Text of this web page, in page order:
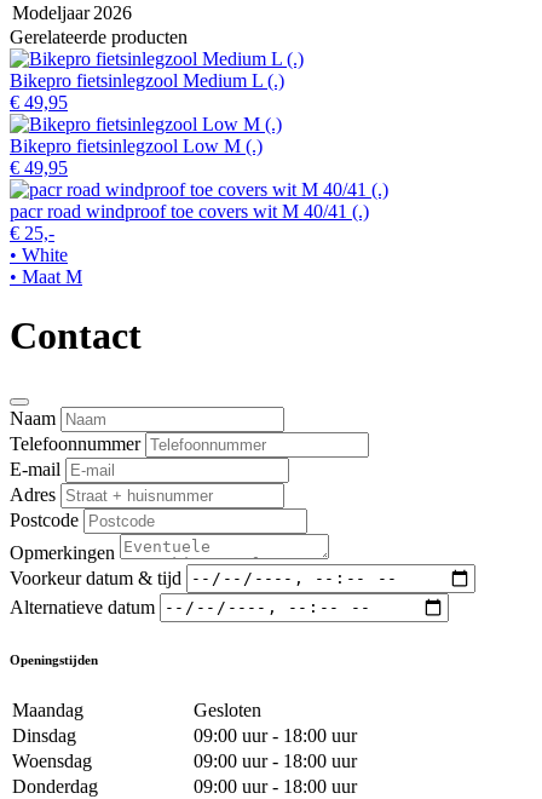
Modeljaar 2026
Gerelateerde producten
Bikepro fietsinlegzool Medium L (.)
€ 49,95
Bikepro fietsinlegzool Low M (.)
€ 49,95
pacr road windproof toe covers wit M 40/41 (.)
€ 25,-
• White
• Maat M
Contact
Naam
Telefoonnummer
E-mail
Adres
Postcode
Opmerkingen
Voorkeur datum & tijd
Alternatieve datum
Openingstijden
Maandag
Gesloten
Dinsdag
09:00 uur - 18:00 uur
Woensdag
09:00 uur - 18:00 uur
Donderdag
09:00 uur - 18:00 uur